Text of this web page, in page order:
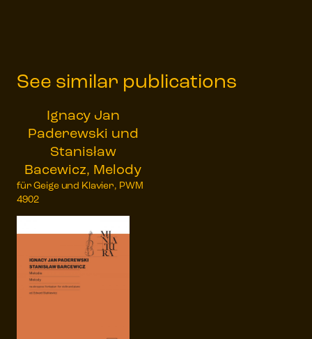
See similar publications
Ignacy Jan
Paderewski und
Stanisław
Bacewicz, Melody
für Geige und Klavier, PWM
4902